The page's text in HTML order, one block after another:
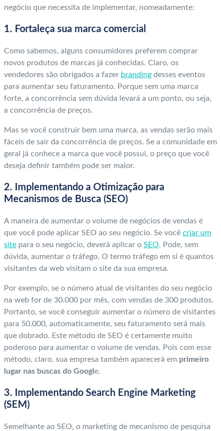
negócio que necessita de implementar, nomeadamente:
1. Fortaleça sua marca comercial
Como sabemos, alguns consumidores preferem comprar
novos produtos de marcas já conhecidas. Claro, os
vendedores são obrigados a fazer branding desses eventos
para aumentar seu faturamento. Porque sem uma marca
forte, a concorrência sem dúvida levará a um ponto, ou seja,
a concorrência de preços.
Mas se você construir bem uma marca, as vendas serão mais
fáceis de sair da concorrência de preços. Se a comunidade em
geral já conhece a marca que você possui, o preço que você
deseja definir também pode ser maior.
2. Implementando a Otimização para
Mecanismos de Busca (SEO)
A maneira de aumentar o volume de negócios de vendas é
que você pode aplicar SEO ao seu negócio. Se você criar um
site para o seu negócio, deverá aplicar o SEO. Pode, sem
dúvida, aumentar o tráfego. O termo tráfego em si é quantos
visitantes da web visitam o site da sua empresa.
Por exemplo, se o número atual de visitantes do seu negócio
na web for de 30.000 por mês, com vendas de 300 produtos.
Portanto, se você conseguir aumentar o número de visitantes
para 50.000, automaticamente, seu faturamento será mais
que dobrado. Este método de SEO é certamente muito
poderoso para aumentar o volume de vendas. Pois com esse
método, claro, sua empresa também aparecerá em primeiro
lugar nas buscas do Google.
3. Implementando Search Engine Marketing
(SEM)
Semelhante ao SEO, o marketing de mecanismo de pesquisa